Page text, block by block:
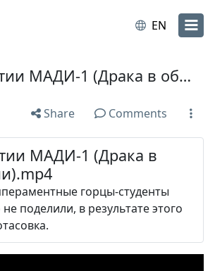
EN
В общежитии МАДИ-1 (Драка в общежитии).mp4
Share Comments
МАДИ-1 (Драка в
горцы-студенты
поделили, в результате этого